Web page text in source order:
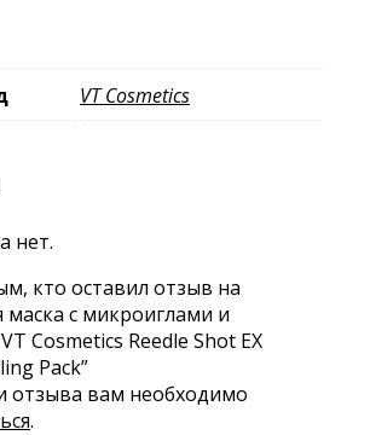
VT Cosmetics
нет.
кто оставил отзыв на
маска с микроиглами и
Cosmetics Reedle Shot EX
Pack”
отзыва вам необходимо
.